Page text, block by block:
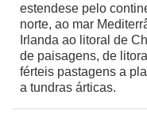
estendese pelo
norte, ao mar
Irlanda ao litoral de
de paisagens, de
férteis pastagens a
a tundras árticas.